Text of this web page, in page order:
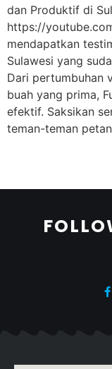
dan Produktif di
https://
mendapatkan
Sulawesi yang
Dari pertumbuhan
buah yang prima,
efektif. Saksikan
teman-teman